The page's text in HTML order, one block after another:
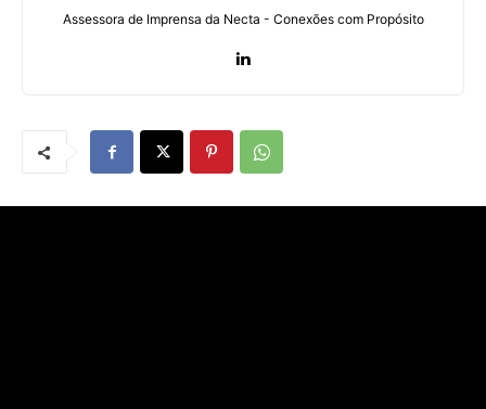
Assessora de Imprensa da Necta - Conexões com Propósito